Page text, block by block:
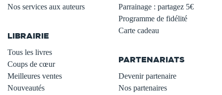
Nos services aux auteurs
LIBRAIRIE
Tous les livres
Coups de cœur
Meilleures ventes
Nouveautés
Parrainage : partagez 5€
Programme de fidélité
Carte cadeau
PARTENARIATS
Devenir partenaire
Nos partenaires